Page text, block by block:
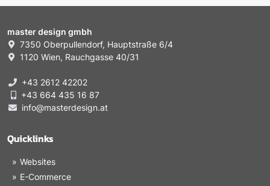
master design gmbh
7350 Oberpullendorf, Hauptstraße 6/4
1120 Wien, Rauchgasse 40/31
+43 2612 42202
+43 664 435 16 87
info@masterdesign.at
Quicklinks
Websites
E-Commerce